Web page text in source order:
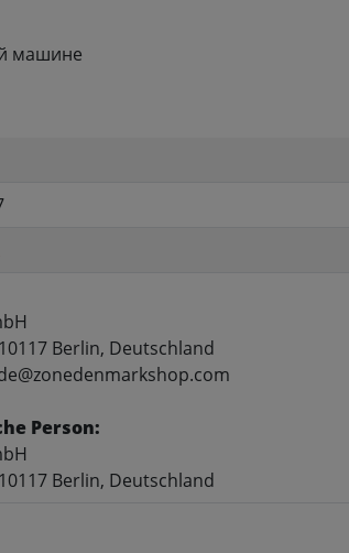
машине
Berlin, Deutschland
Person:
Berlin, Deutschland